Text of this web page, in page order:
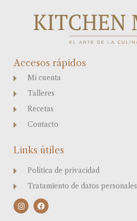
Accesos rápidos
Mi cuenta
Talleres
Recetas
Contacto
Links útiles
Política de privacidad
Tratamiento de datos personales
I
n
F
a